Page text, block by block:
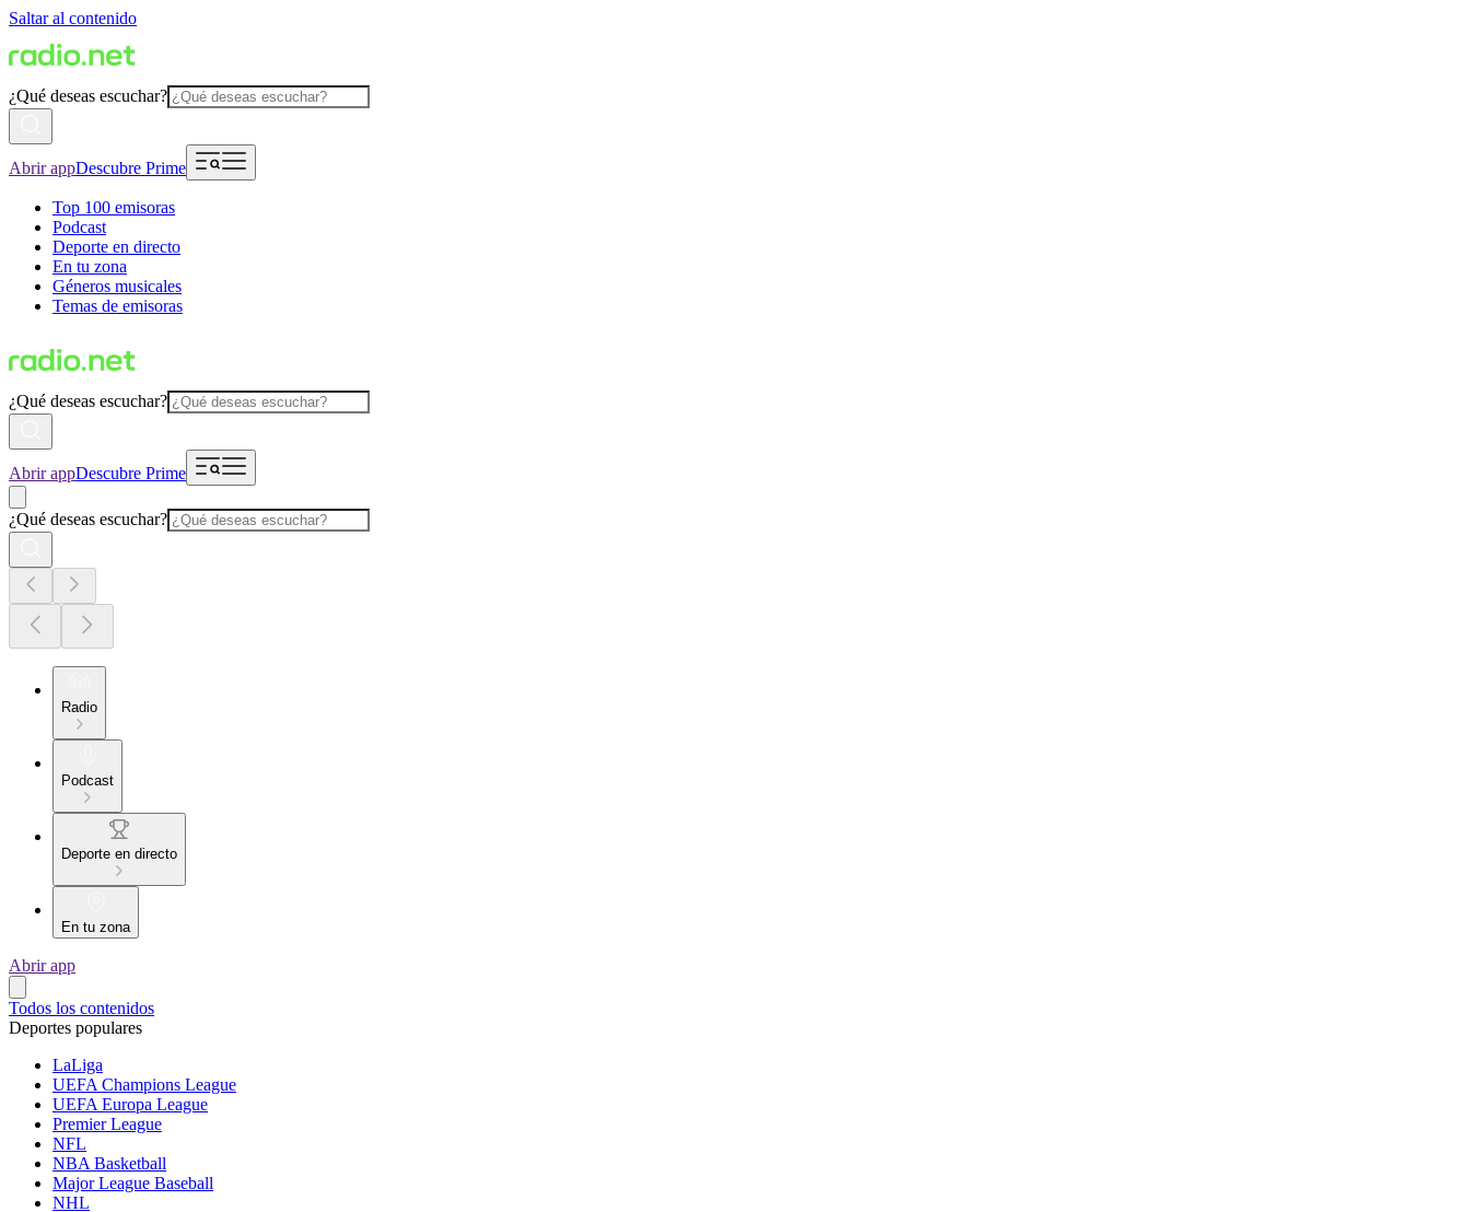
Saltar al contenido
¿Qué deseas escuchar?
Abrir appDescubre Prime
Top 100 emisoras
Podcast
Deporte en directo
En tu zona
Géneros musicales
Temas de emisoras
¿Qué deseas escuchar?
Abrir appDescubre Prime
¿Qué deseas escuchar?
Radio
Podcast
Deporte en directo
En tu zona
Abrir app
Todos los contenidos
Deportes populares
LaLiga
UEFA Champions League
UEFA Europa League
Premier League
NFL
NBA Basketball
Major League Baseball
NHL